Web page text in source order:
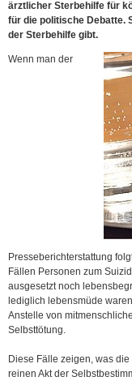
ärztlicher Sterbehilfe für
für die politische Debatte.
der Sterbehilfe gibt.
Wenn man der
Presseberichterstattung
Fällen Personen zum
ausgesetzt noch
lediglich lebensmüde
Anstelle von
Selbsttötung.
Diese Fälle zeigen, was
reinen Akt der